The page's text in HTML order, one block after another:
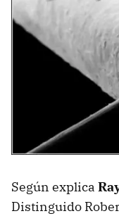
Según explica
Distinguido